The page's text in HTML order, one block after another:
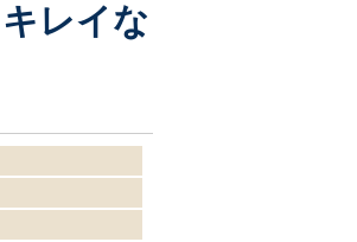
レイな